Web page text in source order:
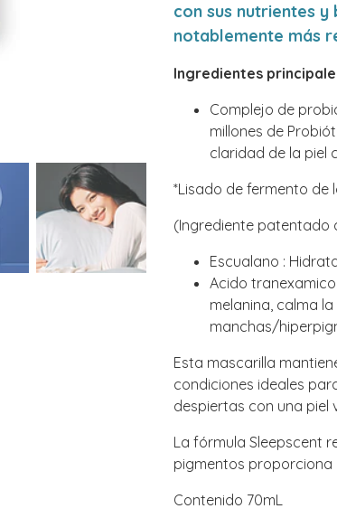
con sus nutrientes
notablemente más
Ingredientes
Complejo de
millones de
claridad de la piel
*Lisado de fermento de
(Ingrediente patentado
Escualano :
Acido
melanina, calma
manchas/
Esta mascarilla
condiciones ideales
despiertas con una piel
La fórmula Sleepscent
pigmentos proporciona
Contenido 70mL